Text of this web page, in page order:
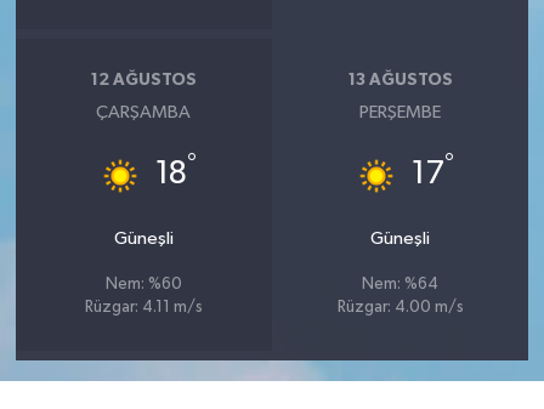
12 AĞUSTOS
ÇARŞAMBA
18°
Güneşli
Nem: %60
Rüzgar: 4.11 m/s
13 AĞUSTOS
PERŞEMBE
17°
Güneşli
Nem: %64
Rüzgar: 4.00 m/s